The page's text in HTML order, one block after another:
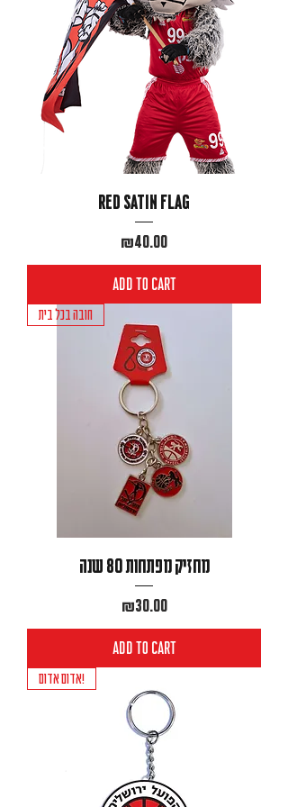
Red satin flag
Price
₪40.00
Add to Cart
חובה בכל בית
מחזיק מפתחות 80 שנה
Price
₪30.00
Add to Cart
אדום אדום!